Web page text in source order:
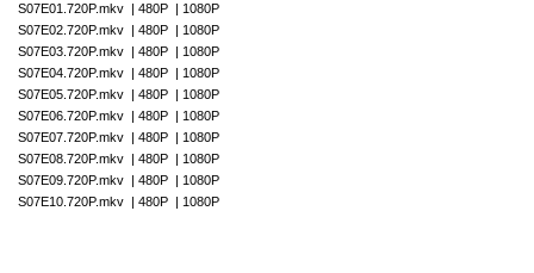
S07E01.720P.mkv | 480P | 1080P
S07E02.720P.mkv | 480P | 1080P
S07E03.720P.mkv | 480P | 1080P
S07E04.720P.mkv | 480P | 1080P
S07E05.720P.mkv | 480P | 1080P
S07E06.720P.mkv | 480P | 1080P
S07E07.720P.mkv | 480P | 1080P
S07E08.720P.mkv | 480P | 1080P
S07E09.720P.mkv | 480P | 1080P
S07E10.720P.mkv | 480P | 1080P